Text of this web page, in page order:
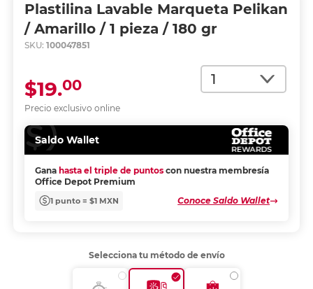
Plastilina Lavable Marqueta Pelikan
/ Amarillo / 1 pieza / 180 gr
SKU: 100047851
Cantidad
Precio exclusivo online
$19.00
Saldo Wallet
Gana hasta el triple de puntos con nuestra membresía
Office Depot Premium
1 punto = $1 MXN Conoce Saldo Wallet
Selecciona tu método de envío